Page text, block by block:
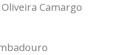
Camargo